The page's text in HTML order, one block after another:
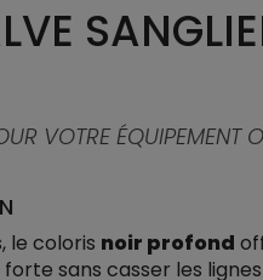
VOTRE ÉQUIPEMENT
le coloris noir profond
sans casser les